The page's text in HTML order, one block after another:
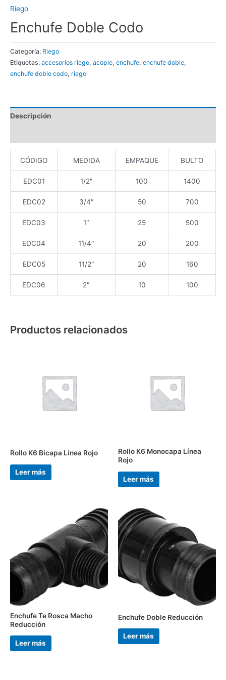
Riego
Enchufe Doble Codo
Categoría: Riego
Etiquetas: accesorios riego, acople, enchufe, enchufe doble,
enchufe doble codo, riego
Descripción
CÓDIGO MEDIDA EMPAQUE BULTO
EDC01 1/2″ 100 1400
EDC02 3/4″ 50 700
EDC03 1″ 25 500
EDC04 11/4″ 20 200
EDC05 11/2″ 20 160
EDC06 2″ 10 100
Productos relacionados
Rollo K6 Bicapa Línea Rojo
Leer más
Rollo K6 Monocapa Línea
Rojo
Leer más
Enchufe Te Rosca Macho
Reducción
Leer más
Enchufe Doble Reducción
Leer más